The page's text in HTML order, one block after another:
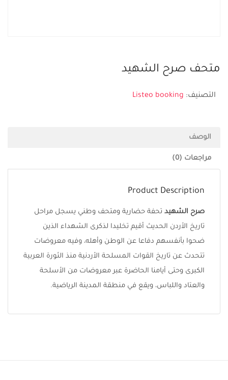
متحف صرح الشهيد
التصنيف: Listeo booking
الوصف
مراجعات (0)
Product Description
صرح الشهيد تحفة حضارية ومتحف وطني يسجل مراحل
تاريخ الأردن الحديث أقيم تخليدا لذكرى الشهداء الذين
ضحوا بأنفسهم دفاعا عن الوطن وأهله، وفيه معروضات
تتحدث عن تاريخ القوات المسلحة الأردنية منذ الثورة العربية
الكبرى وحتى أيامنا الحاضرة عبر معروضات من الأسلحة
والعتاد واللباس، ويقع في منطقة المدينة الرياضية.